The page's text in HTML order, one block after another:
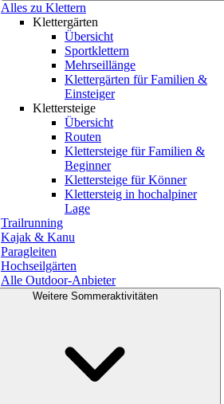
Alles zu Klettern
Klettergärten
Übersicht
Sportklettern
Mehrseillänge
Klettergärten für Familien &
Einsteiger
Klettersteige
Übersicht
Routen
Klettersteige für Familien &
Beginner
Klettersteige für Könner
Klettersteig in hochalpiner
Lage
Trailrunning
Kajak & Kanu
Paragleiten
Hochseilgärten
Alle Outdoor-Anbieter
Weitere Sommeraktivitäten